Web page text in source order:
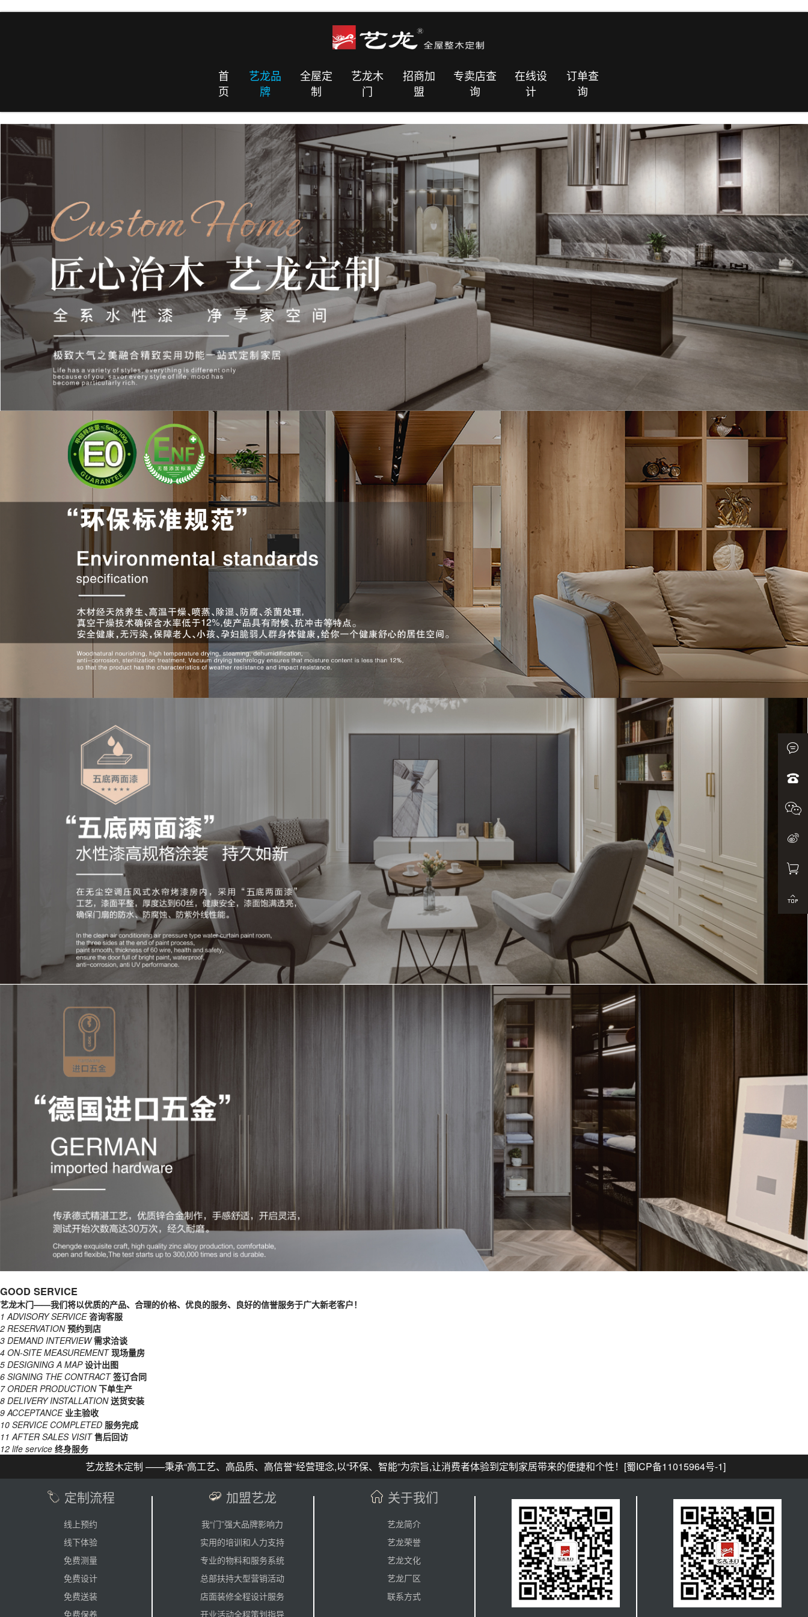
首
页
艺龙品
牌
全屋定
制
艺龙木
门
招商加
盟
专卖店查
询
在线设
计
订单查
询
GOOD SERVICE
艺龙木门——我们将以优质的产品、合理的价格、优良的服务、良好的信誉服务于广大新老客户！
1 ADVISORY SERVICE 咨询客服
2 RESERVATION 预约到店
3 DEMAND INTERVIEW 需求洽谈
4 ON-SITE MEASUREMENT 现场量房
5 DESIGNING A MAP 设计出图
6 SIGNING THE CONTRACT 签订合同
7 ORDER PRODUCTION 下单生产
8 DELIVERY INSTALLATION 送货安装
9 ACCEPTANCE 业主验收
10 SERVICE COMPLETED 服务完成
11 AFTER SALES VISIT 售后回访
12 life service 终身服务
艺龙整木定制 ——秉承“高工艺、高品质、高信誉”经营理念,以“环保、智能”为宗旨,让消费者体验到定制家居带来的便捷和个性！ [蜀ICP备11015964号-1]
定制流程
线上预约
线下体验
免费测量
免费设计
免费送装
免费保养
加盟艺龙
我“门”强大品牌影响力
实用的培训和人力支持
专业的物料和服务系统
总部扶持大型营销活动
店面装修全程设计服务
开业活动全程策划指导
关于我们
艺龙简介
艺龙荣誉
艺龙文化
艺龙厂区
联系方式
客服
0833-
艺龙
艺龙
购物车
返回顶